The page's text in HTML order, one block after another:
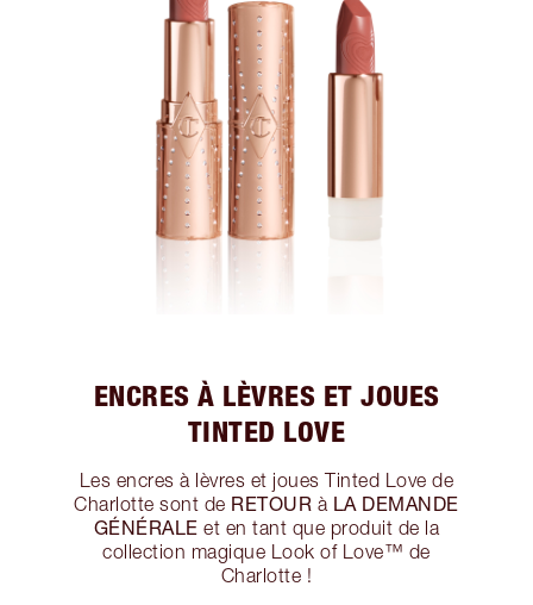
ENCRES À LÈVRES ET JOUES
TINTED LOVE
Les encres à lèvres et joues Tinted Love de
Charlotte sont de RETOUR à LA DEMANDE
GÉNÉRALE et en tant que produit de la
collection magique Look of Love™ de
Charlotte !